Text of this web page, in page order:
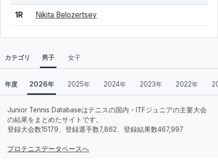
結果 シード 選手名
1R Nikita Belozertsev
カテゴリ 男子 女子
年度 2026年 2025年 2024年 2023年 2022年
Junior Tennis Databaseはテニスの国内・ITFジュニアの主要大会
の結果をまとめたサイトです。
登録大会数15179、登録選手数7,862、登録結果数467,997
プロテニスデータベースへ